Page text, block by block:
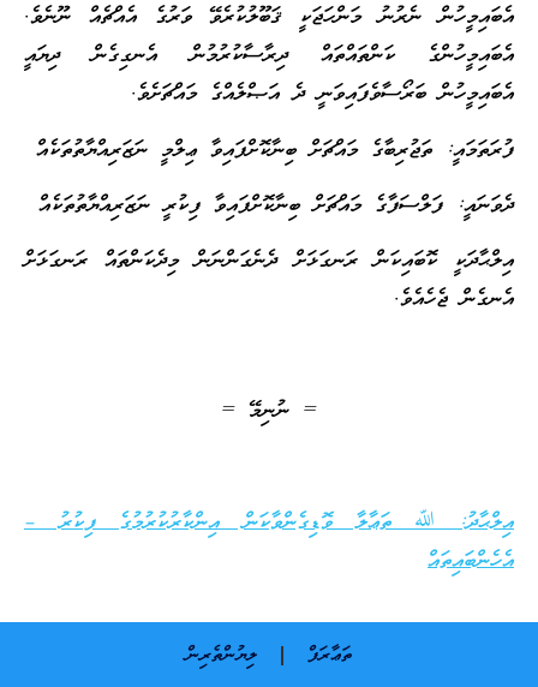
އެބައިމީހުން ނެރުނު މަންހަޖަކީ ޤަބޫލުކުރެވޭ ވަރުގެ އެއްޗެއް ނޫނެވެ.
އެބައިމީހުންގެ ކަންތައްތައް ދިރާސާކުރުމުން އެނގިގެން ދިޔައީ
އެބައިމީހުން ބަރޯސާވެފައިވަނީ ދެ އަޞްލެއްގެ މައްޗަށެވެ.
ފުރަތަމައީ: ތަޖުރިބާގެ މައްޗަށް ބިނާކޮށްފައިވާ ޢިލްމީ ނަޒަރިއްޔާތުތަކެއް
ދެވަނައީ: ފަލްސަފާގެ މައްޗަށް ބިނާކޮށްފައިވާ ފިކުރީ ނަޒަރިއްޔާތުތަކެއް
އިލްޙާދަކީ ކޮބައިކަން ރަނގަޅަށް ދެނެގަންނަން މިދެކަންތައް ރަނގަޅަށް
އެނގެން ޖެހެއެވެ.
= ނުނިމޭ =
އިލްޙާދު: ﷲ ތަޢާލާ ވޮޑިގެންވާކަން އިންކާރުކުރުމުގެ ފިކުރު –
އެހެންބައިތައް
ތަޢާރަފް ލިޔުންތެރިން